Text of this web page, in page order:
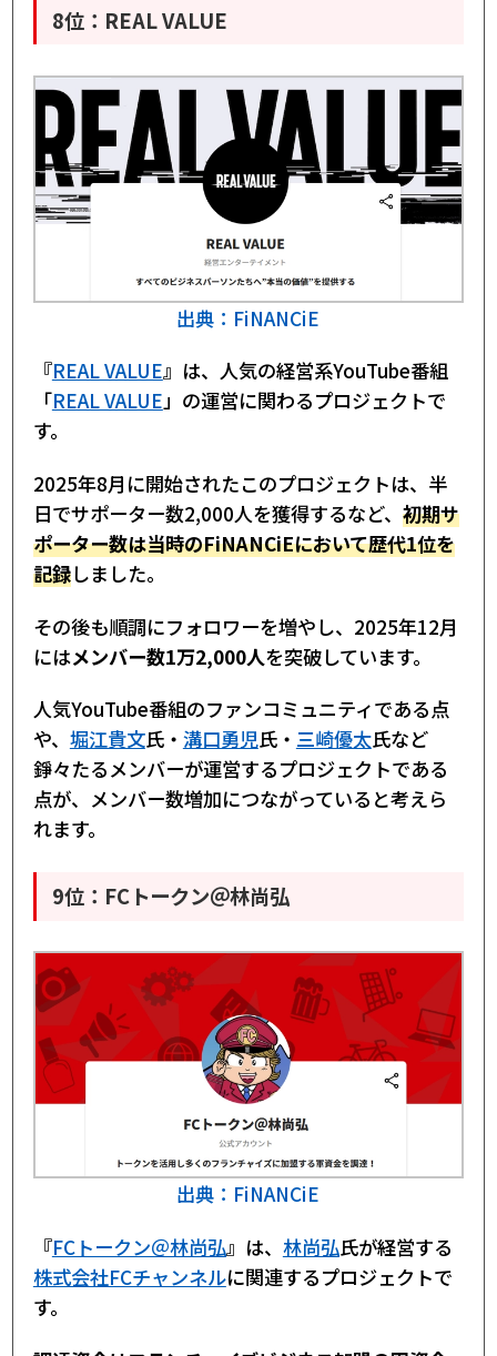
8位：REAL VALUE
出典：FiNANCiE
『REAL VALUE』は、人気の経営系YouTube番組
「REAL VALUE」の運営に関わるプロジェクトで
す。
2025年8月に開始されたこのプロジェクトは、半
日でサポーター数2,000人を獲得するなど、 初期サ
ポーター数は当時のFiNANCiEにおいて歴代1位を
記録しました。
その後も順調にフォロワーを増やし、2025年12月
にはメンバー数1万2,000人を突破しています。
人気YouTube番組のファンコミュニティである点
や、 堀江貴文氏・ 溝口勇児氏・ 三崎優太氏など
錚々たるメンバーが運営するプロジェクトである
点が、メンバー数増加につながっていると考えら
れます。
9位：FCトークン＠林尚弘
出典：FiNANCiE
『FCトークン＠林尚弘』は、 林尚弘氏が経営する
株式会社FCチャンネルに関連するプロジェクトで
す。